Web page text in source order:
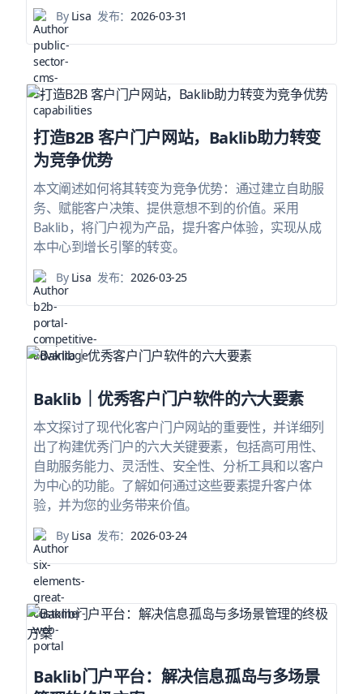
ByLisa 发布：2026-03-31
打造B2B 客户门户网站，Baklib助力转变
为竞争优势
本文阐述如何将其转变为竞争优势：通过建立自助服
务、赋能客户决策、提供意想不到的价值。采用
Baklib，将门户视为产品，提升客户体验，实现从成
本中心到增长引擎的转变。
ByLisa 发布：2026-03-25
Baklib｜优秀客户门户软件的六大要素
本文探讨了现代化客户门户网站的重要性，并详细列
出了构建优秀门户的六大关键要素，包括高可用性、
自助服务能力、灵活性、安全性、分析工具和以客户
为中心的功能。了解如何通过这些要素提升客户体
验，并为您的业务带来价值。
ByLisa 发布：2026-03-24
Baklib门户平台：解决信息孤岛与多场景